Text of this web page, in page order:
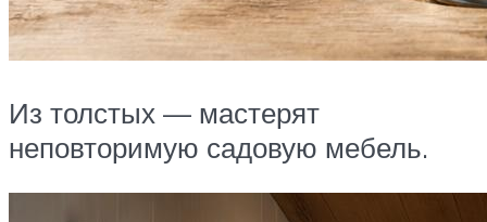
Из толстых — мастерят
неповторимую садовую мебель.